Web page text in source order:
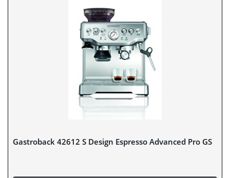
Gastroback 42612 S Design Espresso Advanced Pro GS